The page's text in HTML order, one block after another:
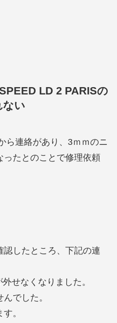
LD 2 PARISの
ない
ら連絡があり、3ｍｍのニ
ったとのことで修理依頼
したところ、下記の連
せなくなりました。
でした。
。